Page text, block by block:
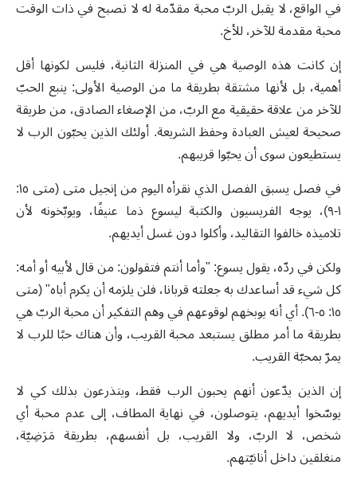
في الواقع، لا يقبل الربّ محبة مقدّمة له لا تصبح في ذات الوقت
محبة مقدمة للآخر، للأخ.
إن كانت هذه الوصية هي في المنزلة الثانية، فليس لكونها أقل
أهمية، بل لأنها مشتقة بطريقة ما من الوصية الأولى: ينبع الحبّ
للآخر من علاقة حقيقية مع الربّ، من الإصغاء الصادق، من طريقة
صحيحة لعيش العبادة وحفظ الشريعة. أولئك الذين يحبّون الرب لا
يستطيعون سوى أن يحبّوا قريبهم.
في فصل يسبق الفصل الذي نقرأه اليوم من إنجيل متى (متى ١٥:
١-٩)، يوجه الفريسيون والكتبة ليسوع ذما عنيفًا، ويوبّخونه لأن
تلاميذه خالفوا التقاليد، وأكلوا دون غسل أيديهم.
ولكن في ردّه، يقول يسوع: "وأما أنتم فتقولون: من قال لأبيه أو أمه:
كل شيء قد أساعدك به جعلته قربانا، فلن يلزمه أن يكرم أباه" (متى
١٥: ٥-٦). أي أنه يوبخهم لوقوعهم في وهم التفكير أن محبة الربّ هي
بطريقة ما أمر مطلق يستبعد محبة القريب، وأن هناك حبًا للرب لا
يمرّ بمحبّة القريب.
إن الذين يدّعون أنهم يحبون الرب فقط، ويتذرعون بذلك كي لا
يوسّخوا أيديهم، يتوصلون، في نهاية المطاف، إلى عدم محبة أي
شخص، لا الربّ، ولا القريب، بل أنفسهم، بطريقة مَرَضِيّة،
منغلقين داخل أنانيّتهم.